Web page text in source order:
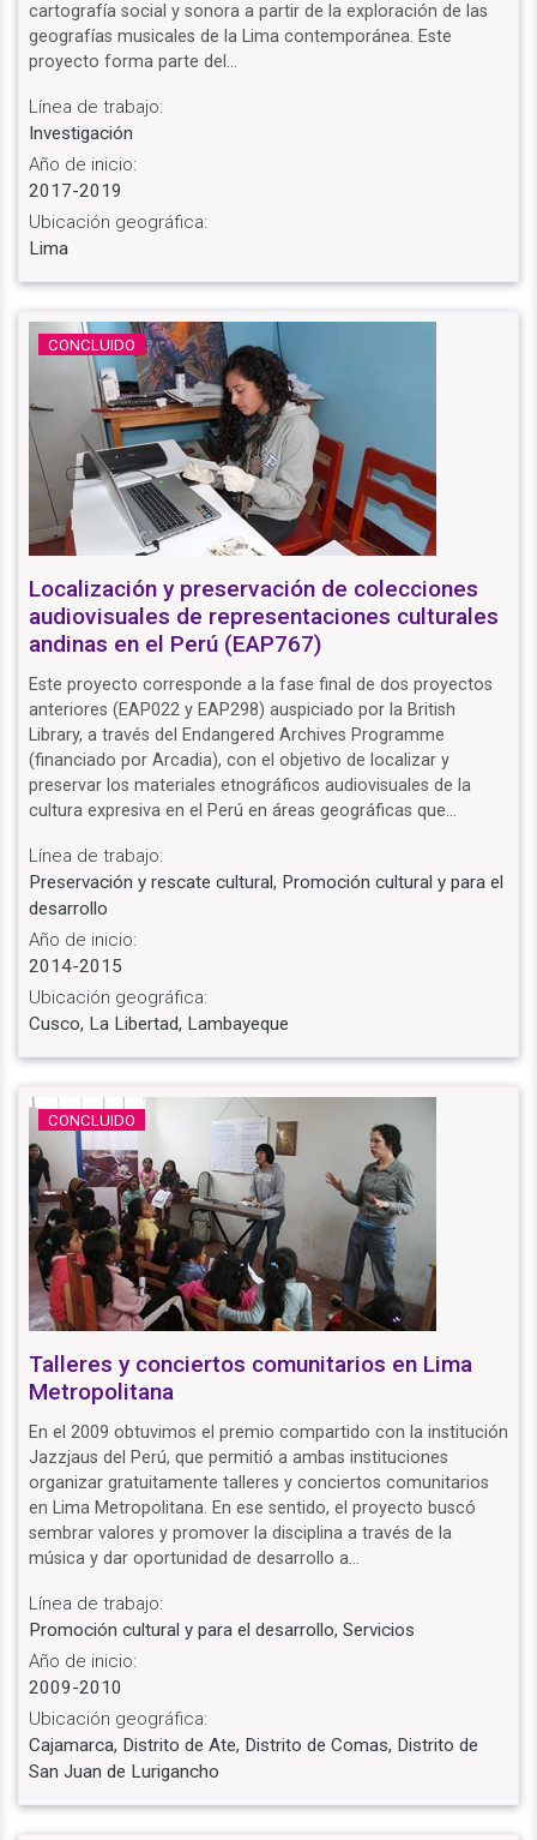
cartografía social y sonora a partir de la exploración de las
geografías musicales de la Lima contemporánea. Este
proyecto forma parte del…
Línea de trabajo:
Investigación
Año de inicio:
2017-2019
Ubicación geográfica:
Lima
CONCLUIDO
Localización y preservación de colecciones
audiovisuales de representaciones culturales
andinas en el Perú (EAP767)
Este proyecto corresponde a la fase final de dos proyectos
anteriores (EAP022 y EAP298) auspiciado por la British
Library, a través del Endangered Archives Programme
(financiado por Arcadia), con el objetivo de localizar y
preservar los materiales etnográficos audiovisuales de la
cultura expresiva en el Perú en áreas geográficas que…
Línea de trabajo:
Preservación y rescate cultural, Promoción cultural y para el
desarrollo
Año de inicio:
2014-2015
Ubicación geográfica:
Cusco, La Libertad, Lambayeque
CONCLUIDO
Talleres y conciertos comunitarios en Lima
Metropolitana
En el 2009 obtuvimos el premio compartido con la institución
Jazzjaus del Perú, que permitió a ambas instituciones
organizar gratuitamente talleres y conciertos comunitarios
en Lima Metropolitana. En ese sentido, el proyecto buscó
sembrar valores y promover la disciplina a través de la
música y dar oportunidad de desarrollo a…
Línea de trabajo:
Promoción cultural y para el desarrollo, Servicios
Año de inicio:
2009-2010
Ubicación geográfica:
Cajamarca, Distrito de Ate, Distrito de Comas, Distrito de
San Juan de Lurigancho